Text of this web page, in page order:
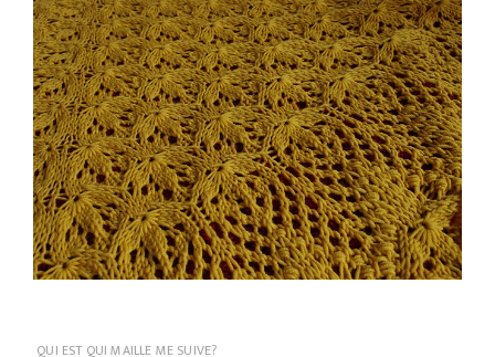
QUI EST QUI MAILLE ME SUIVE?